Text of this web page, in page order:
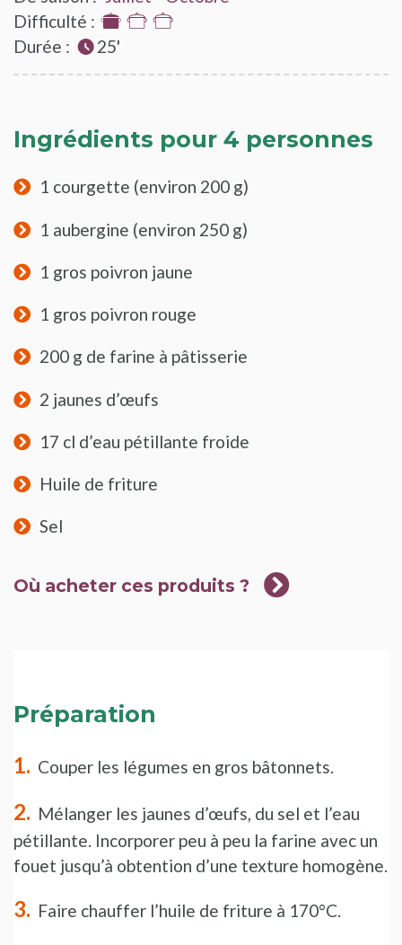
Difficulté : 1
sur
3
Durée : 25'
Ingrédients pour 4 personnes
1 courgette (environ 200 g)
1 aubergine (environ 250 g)
1 gros poivron jaune
1 gros poivron rouge
200 g de farine à pâtisserie
2 jaunes d’œufs
17 cl d’eau pétillante froide
Huile de friture
Sel
Où acheter ces produits ?
Préparation
Couper les légumes en gros bâtonnets.
Mélanger les jaunes d’œufs, du sel et l’eau
pétillante. Incorporer peu à peu la farine avec un
fouet jusqu’à obtention d’une texture homogène.
Faire chauffer l’huile de friture à 170°C.